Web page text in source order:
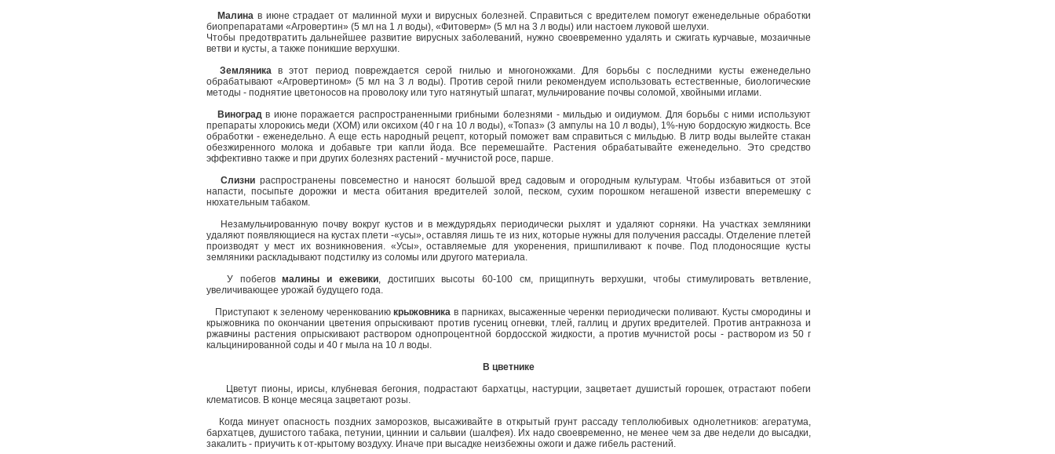
Малина в июне страдает от малинной мухи и вирусных болезней. Справиться с вредителем помогут еженедельные обработки
биопрепаратами «Агровертин» (5 мл на 1 л воды), «Фитоверм» (5 мл на 3 л воды) или настоем луковой шелухи.
Чтобы предотвратить дальнейшее развитие вирусных заболеваний, нужно своевременно удалять и сжигать курчавые, мозаичные
ветви и кусты, а также поникшие верхушки.
Земляникав этот период повреждается серой гнилью и многоножками. Для борьбы с последними кусты еженедельно
обрабатывают «Агровертином» (5 мл на 3 л воды). Против серой гнили рекомендуем использовать естественные, биологические
методы - поднятие цветоносов на проволоку или туго натянутый шпагат, мульчирование почвы соломой, хвойными иглами.
Виноградв июне поражается распространенными грибными болезнями - мильдью и оидиумом. Для борьбы с ними используют
препараты хлорокись меди (ХОМ) или оксихом (40 г на 10 л воды), «Топаз» (3 ампулы на 10 л воды), 1%-ную бордоскую жидкость. Все
обработки - еженедельно. А еще есть народный рецепт, который поможет вам справиться с мильдью. В литр воды вылейте стакан
обезжиренного молока и добавьте три капли йода. Все перемешайте. Растения обрабатывайте еженедельно. Это средство
эффективно также и при других болезнях растений - мучнистой росе, парше.
Слизни распространены повсеместно и наносят большой вред садовым и огородным культурам. Чтобы избавиться от этой
напасти, посыпьте дорожки и места обитания вредителей золой, песком, сухим порошком негашеной извести вперемешку с
нюхательным табаком.
Незамульчированную почву вокруг кустов и в междурядьях периодически рыхлят и удаляют сорняки. На участках земляники
удаляют появляющиеся на кустах плети -«усы», оставляя лишь те из них, которые нужны для получения рассады. Отделение плетей
производят у мест их возникновения. «Усы», оставляемые для укоренения, пришпиливают к почве. Под плодоносящие кусты
земляники раскладывают подстилку из соломы или другого материала.
У побеговмалины и ежевики, достигших высоты 60-100 см, прищипнуть верхушки, чтобы стимулировать ветвление,
увеличивающее урожай будущего года.
Приступают к зеленому черенкованиюкрыжовника в парниках, высаженные черенки периодически поливают. Кусты смородины и
крыжовника по окончании цветения опрыскивают против гусениц огневки, тлей, галлиц и других вредителей. Против антракноза и
ржавчины растения опрыскивают раствором однопроцентной бордосской жидкости, а против мучнистой росы - раствором из 50 г
кальцинированной соды и 40 г мыла на 10 л воды.
В цветнике
Цветут пионы, ирисы, клубневая бегония, подрастают бархатцы, настурции, зацветает душистый горошек, отрастают побеги
клематисов. В конце месяца зацветают розы.
Когда минует опасность поздних заморозков, высаживайте в открытый грунт рассаду теплолюбивых однолетников: агератума,
бархатцев, душистого табака, петунии, циннии и сальвии (шалфея). Их надо своевременно, не менее чем за две недели до высадки,
закалить - приучить к от-крытому воздуху. Иначе при высадке неизбежны ожоги и даже гибель растений.